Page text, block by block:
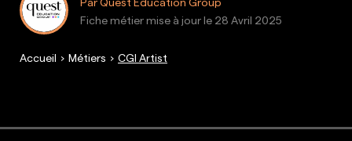
Fiche métier mise à jour le 28 Avril 2025
Accueil Métiers CGI Artist